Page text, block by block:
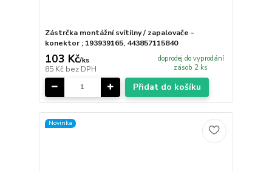
Zástrčka montážní svítilny / zapalovače -
konektor ; 193939165, 443857115840
103 Kč/ks
85 Kč bez DPH
doprodej do vyprodání
zásob 2 ks
Přidat do košíku
Novinka